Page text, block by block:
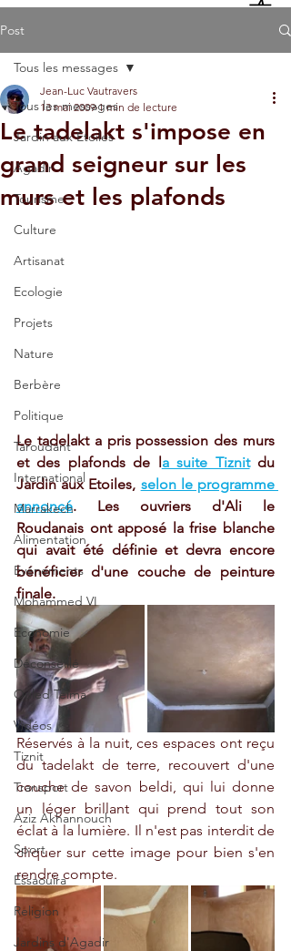
Post
Tous les messages
Jardin aux Etoiles
Agadir
Tourisme
Culture
Artisanat
Ecologie
Projets
Nature
Berbère
Politique
Taroudant
International
Marrakech
Alimentation
Evénements
Mohammed VI
Economie
Déconseillé
Ouled Teima
Vidéos
Tiznit
Transport
Aziz Akhannouch
Sport
Essaouira
Religion
Jardins d'Agadir
Tous les messages
Le tadelakt s'impose en
grand seigneur sur les
murs et les plafonds
Jean-Luc Vautravers
13 mai 2009 1 min de lecture
Le tadelakt a pris possession des murs
et des plafonds de la suite Tiznit du
Jardin aux Etoiles, selon le programme
annoncé. Les ouvriers d'Ali le
Roudanais ont apposé la frise blanche
qui avait été définie et devra encore
bénéficier d'une couche de peinture
finale.
Réservés à la nuit, ces espaces ont reçu
du tadelakt de terre, recouvert d'une
couche de savon beldi, qui lui donne
un léger brillant qui prend tout son
éclat à la lumière. Il n'est pas interdit de
cliquer sur cette image pour bien s'en
rendre compte.